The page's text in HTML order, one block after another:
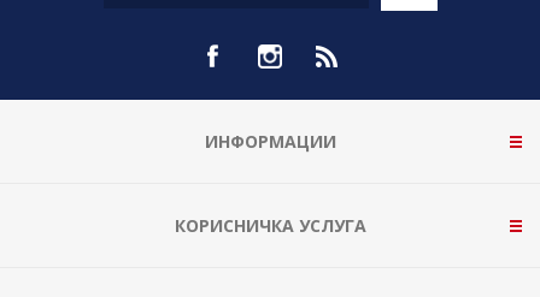
ИНФОРМАЦИИ
КОРИСНИЧКА УСЛУГА